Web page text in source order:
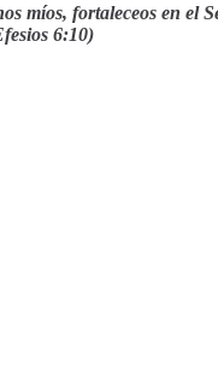
míos, fortaleceos en el
6:10)